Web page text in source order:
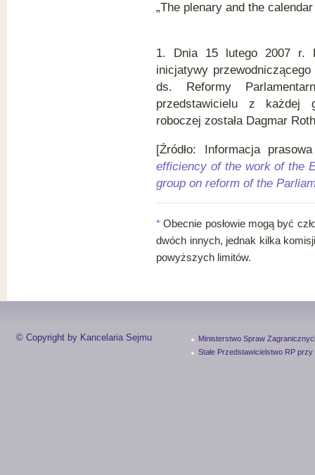
„The plenary and the
1. Dnia 15 lutego 2007 r.
inicjatywy
ds. Reformy
przedstawicielu z każdej
roboczej została Dagmar
[Źródło: Informacja
efficiency of the work of the
group on reform of the
* Obecnie posłowie mogą być
dwóch innych, jednak kilka
powyższych limitów.
© Copyright by Kancelaria Sejmu
Ministerstwo Spraw
Stałe Przedstawicielstwo RP przy